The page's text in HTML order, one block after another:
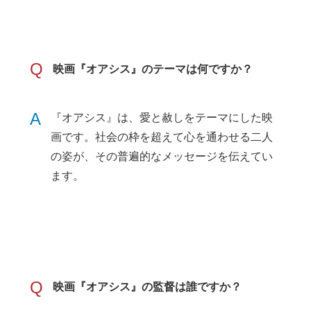
Q 映画『オアシス』のテーマは何ですか？
A
『オアシス』は、愛と赦しをテーマにした映
画です。社会の枠を超えて心を通わせる二人
の姿が、その普遍的なメッセージを伝えてい
ます。
Q 映画『オアシス』の監督は誰ですか？